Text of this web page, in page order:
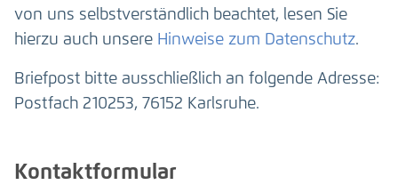
von uns selbstverständlich beachtet, lesen Sie
hierzu auch unsere Hinweise zum Datenschutz.
Briefpost bitte ausschließlich an folgende Adresse:
Postfach 210253, 76152 Karlsruhe.
Kontaktformular